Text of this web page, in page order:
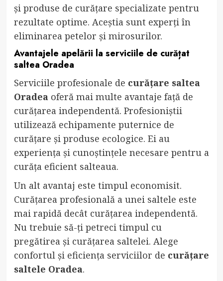
și produse de curățare specializate pentru
rezultate optime. Aceștia sunt experți în
eliminarea petelor și mirosurilor.
Avantajele apelării la serviciile de curățat
saltea Oradea
Serviciile profesionale de curățare saltea
Oradeaoferă mai multe avantaje față de
curățarea independentă. Profesioniștii
utilizează echipamente puternice de
curățare și produse ecologice. Ei au
experiența și cunoștințele necesare pentru a
curăța eficient salteaua.
Un alt avantaj este timpul economisit.
Curățarea profesională a unei saltele este
mai rapidă decât curățarea independentă.
Nu trebuie să-ți petreci timpul cu
pregătirea și curățarea saltelei. Alege
confortul și eficiența serviciilor de curățare
saltele Oradea.